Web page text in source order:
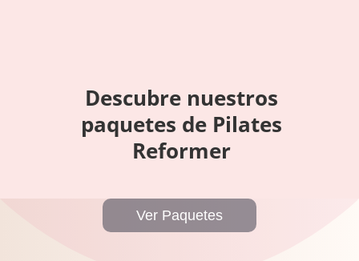
Descubre nuestros
paquetes de Pilates
Reformer
Ver Paquetes